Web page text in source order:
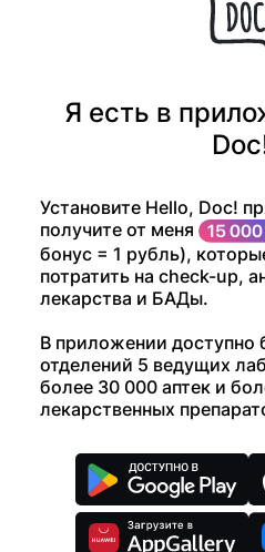
Я есть в
Установите Hello, Doc!
получите от меня
бонус = 1 рубль),
потратить на check-up,
лекарства и БАДы.
В приложении доступно
отделений 5 ведущих
более 30 000 аптек и
лекарственных